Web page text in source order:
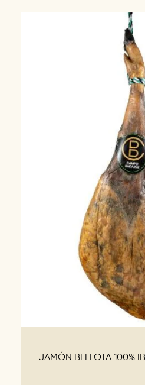
JAMÓN BELLOTA 100%